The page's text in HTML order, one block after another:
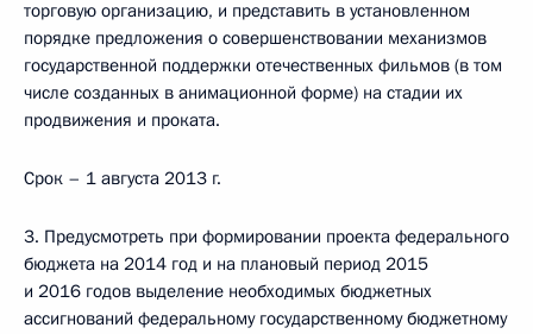
торговую организацию, и представить в установленном
порядке предложения о совершенствовании механизмов
государственной поддержки отечественных фильмов (в том
числе созданных в анимационной форме) на стадии их
продвижения и проката.
Срок – 1 августа 2013 г.
3. Предусмотреть при формировании проекта федерального
бюджета на 2014 год и на плановый период 2015
и 2016 годов выделение необходимых бюджетных
ассигнований федеральному государственному бюджетному